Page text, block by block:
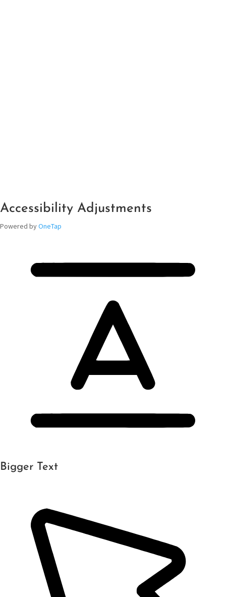
Accessibility Adjustments
Powered byOneTap
Bigger Text